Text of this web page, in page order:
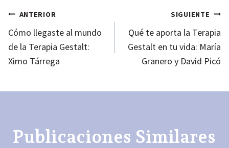
Navegación
de
entradas
ANTERIOR
Cómo llegaste al mundo
de la Terapia Gestalt:
Ximo Tárrega
SIGUIENTE
Qué te aporta la Terapia
Gestalt en tu vida: María
Granero y David Picó
Publicaciones Similares